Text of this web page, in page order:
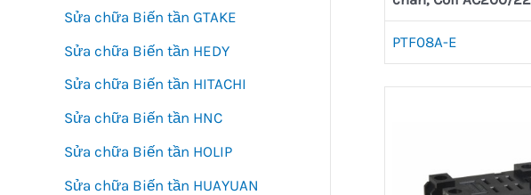
Sửa chữa Biến tần GTAKE
Sửa chữa Biến tần HEDY
Sửa chữa Biến tần HITACHI
Sửa chữa Biến tần HNC
Sửa chữa Biến tần HOLIP
Sửa chữa Biến tần HUAYUAN
PTF08A-E